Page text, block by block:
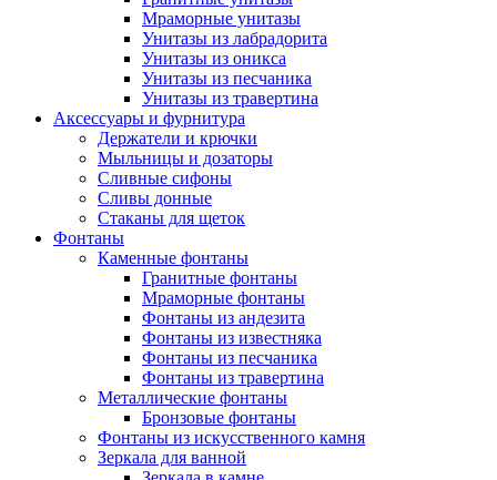
Мраморные унитазы
Унитазы из лабрадорита
Унитазы из оникса
Унитазы из песчаника
Унитазы из травертина
Аксессуары и фурнитура
Держатели и крючки
Мыльницы и дозаторы
Сливные сифоны
Сливы донные
Стаканы для щеток
Фонтаны
Каменные фонтаны
Гранитные фонтаны
Мраморные фонтаны
Фонтаны из андезита
Фонтаны из известняка
Фонтаны из песчаника
Фонтаны из травертина
Металлические фонтаны
Бронзовые фонтаны
Фонтаны из искусственного камня
Зеркала для ванной